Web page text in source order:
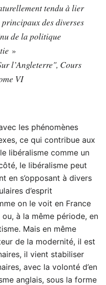
tendu à lier
des diverses
de la politique
»
l’Angleterre", Cours
VI
les phénomènes
ce qui contribue aux
libéralisme comme un
le libéralisme peut
en s’opposant à divers
d’esprit
on le voit en France
à la même période, en
Mais en même
de la modernité, il est
il vient stabiliser
avec la volonté d’en
anglais, sous la forme